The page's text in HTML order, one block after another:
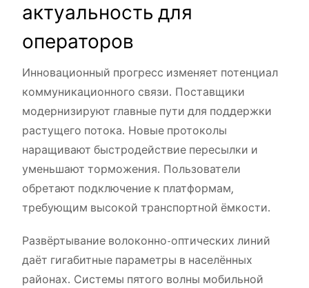
актуальность для
операторов
Инновационный прогресс изменяет потенциал
коммуникационного связи. Поставщики
модернизируют главные пути для поддержки
растущего потока. Новые протоколы
наращивают быстродействие пересылки и
уменьшают торможения. Пользователи
обретают подключение к платформам,
требующим высокой транспортной ёмкости.
Развёртывание волоконно-оптических линий
даёт гигабитные параметры в населённых
районах. Системы пятого волны мобильной